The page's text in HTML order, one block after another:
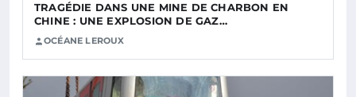
TRAGÉDIE DANS UNE MINE DE CHARBON EN
CHINE : UNE EXPLOSION DE GAZ…
OCÉANE LEROUX